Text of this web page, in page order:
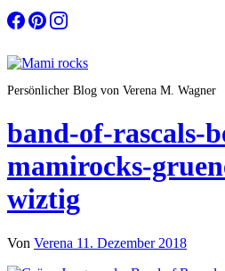
Zum
Inhalt
Persönlicher Blog von Verena M. Wagner
band-of-rascals-
mamirocks-
wiztig
Von Verena 11. Dezember 2018